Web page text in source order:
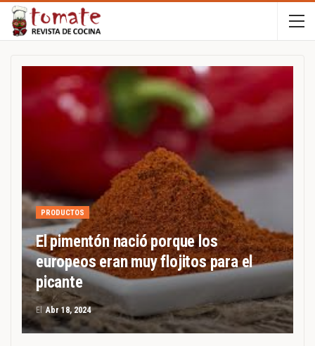
PRODUCTOS
El pimentón nació porque los
europeos eran muy flojitos para el
picante
El Abr 18, 2024